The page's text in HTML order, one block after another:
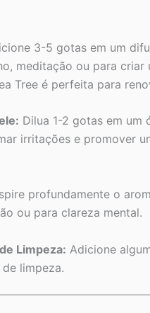
3-5 gotas em um
meditação ou para
Tree é perfeita para
Dilua 1-2 gotas em
irritações e promover
profundamente o
ou para clareza mental.
Limpeza: Adicione
limpeza.